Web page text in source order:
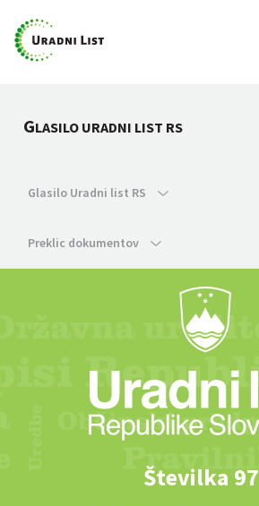
GLASILO URADNI LIST RS
Glasilo Uradni list RS
Preklic dokumentov
Številka 97